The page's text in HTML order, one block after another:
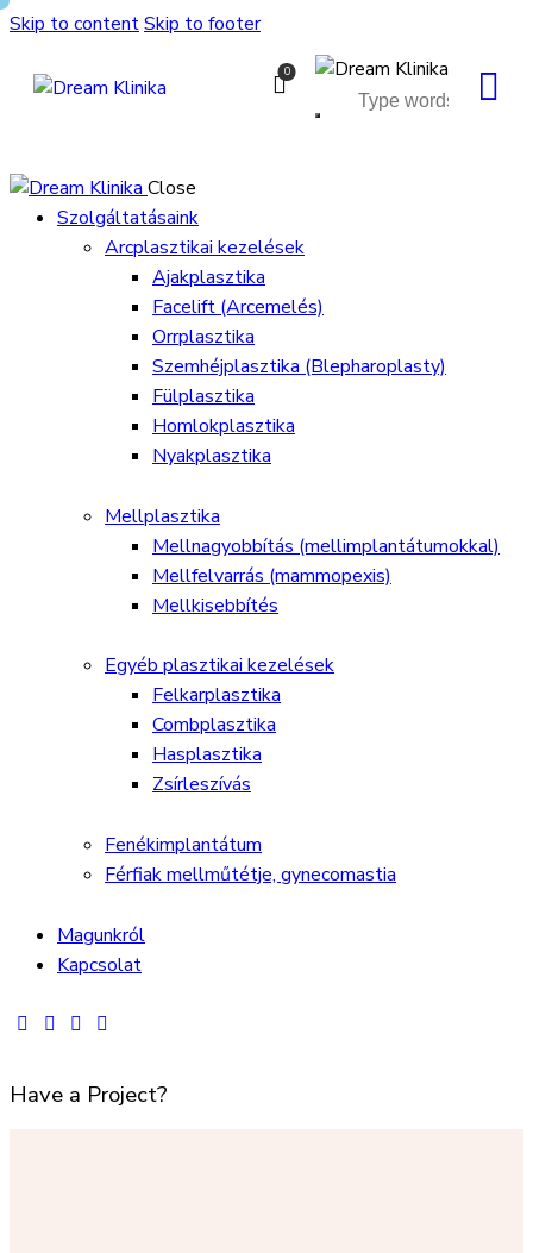
Skip to contentSkip to footer
0
Close
Szolgáltatásaink
Arcplasztikai kezelések
Ajakplasztika
Facelift (Arcemelés)
Orrplasztika
Szemhéjplasztika (Blepharoplasty)
Fülplasztika
Homlokplasztika
Nyakplasztika
Mellplasztika
Mellnagyobbítás (mellimplantátumokkal)
Mellfelvarrás (mammopexis)
Mellkisebbítés
Egyéb plasztikai kezelések
Felkarplasztika
Combplasztika
Hasplasztika
Zsírleszívás
Fenékimplantátum
Férfiak mellműtétje, gynecomastia
Magunkról
Kapcsolat
Have a Project?